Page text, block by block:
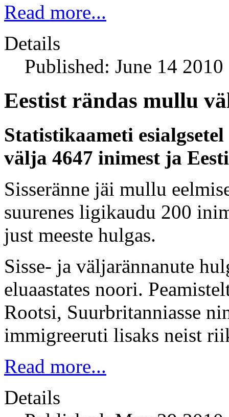
Read more...
Details
Published: June 14 2010
Eestist rändas mullu
Statistikaameti
välja 4647 inimest ja
Sisseränne jäi mullu
suurenes ligikaudu 200
just meeste hulgas.
Sisse- ja väljarännanute
eluaastates noori.
Rootsi, Suurbritanniasse
immigreeruti lisaks neist
Read more...
Details